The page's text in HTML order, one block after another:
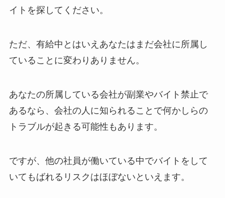
イトを探してください。
ただ、有給中とはいえあなたはまだ会社に所属し
ていることに変わりありません。
あなたの所属している会社が副業やバイト禁止で
あるなら、会社の人に知られることで何かしらの
トラブルが起きる可能性もあります。
ですが、他の社員が働いている中でバイトをして
いてもばれるリスクはほぼないといえます。